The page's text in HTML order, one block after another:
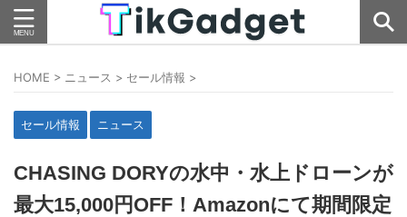
HOME > ニュース > セール情報 >
セール情報 ニュース
CHASING DORYの水中・水上ドローンが
最大15,000円OFF！Amazonにて期間限定